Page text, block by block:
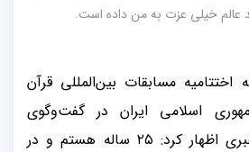
خیلی عزت به من داده است.
مسابقات بین‌المللی قرآن
اسلامی ایران در گفت‌و‌گوی
اختصاصی با ستاد خبری اظهار کرد: ۲۵ ساله هستم و در